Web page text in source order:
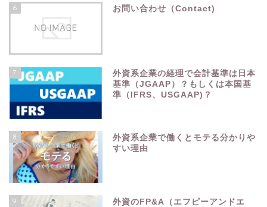
6 お問い合わせ（Contact)
7
外資系企業の経理で会計基準は日本
基準（JGAAP）？もしくは本国基
準（IFRS、USGAAP)？
8
外資系企業で働くとモテる分かりや
すい理由
9
外資のFP&A（エフピーアンドエ